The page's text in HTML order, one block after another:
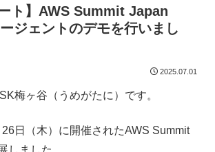
ート】AWS Summit Japan
ジェントのデモを行いまし
2025.07.01
梅ヶ谷（うめがたに）です。
日（木）に開催されたAWS Summit
しました。